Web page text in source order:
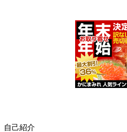
自己紹介